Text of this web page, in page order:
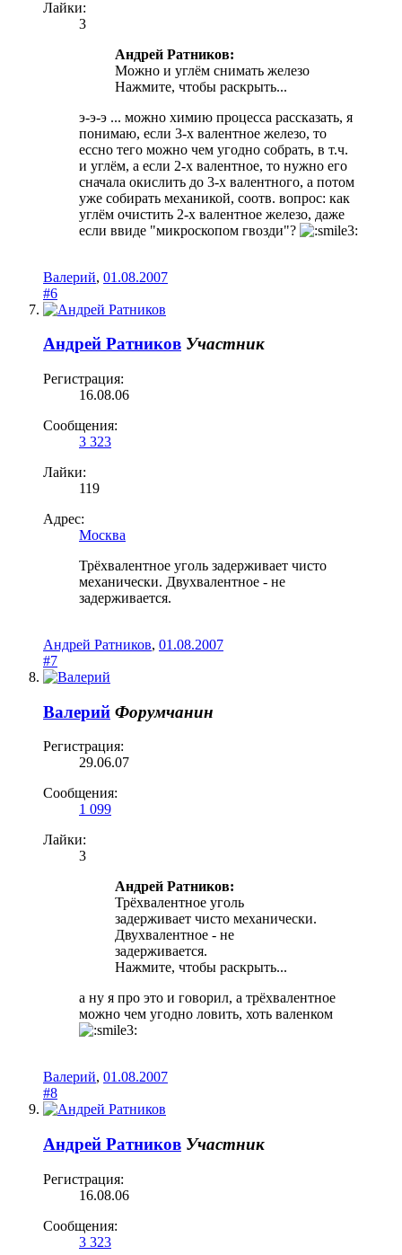
Лайки:
3
Андрей Ратников:
Можно и углём снимать железо
Нажмите, чтобы раскрыть...
э-э-э ... можно химию процесса рассказать, я
понимаю, если 3-х валентное железо, то
ессно тего можно чем угодно собрать, в т.ч.
и углём, а если 2-х валентное, то нужно его
сначала окислить до 3-х валентного, а потом
уже собирать механикой, соотв. вопрос: как
углём очистить 2-х валентное железо, даже
если ввиде "микроскопом гвозди"?
Валерий, 01.08.2007
#6
Андрей Ратников Участник
Регистрация:
16.08.06
Сообщения:
3 323
Лайки:
119
Адрес:
Москва
Трёхвалентное уголь задерживает чисто
механически. Двухвалентное - не
задерживается.
Андрей Ратников, 01.08.2007
#7
Валерий Форумчанин
Регистрация:
29.06.07
Сообщения:
1 099
Лайки:
3
Андрей Ратников:
Трёхвалентное уголь
задерживает чисто механически.
Двухвалентное - не
задерживается.
Нажмите, чтобы раскрыть...
а ну я про это и говорил, а трёхвалентное
можно чем угодно ловить, хоть валенком
Валерий, 01.08.2007
#8
Андрей Ратников Участник
Регистрация:
16.08.06
Сообщения:
3 323